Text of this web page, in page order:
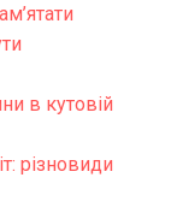
в кутовій
різновиди